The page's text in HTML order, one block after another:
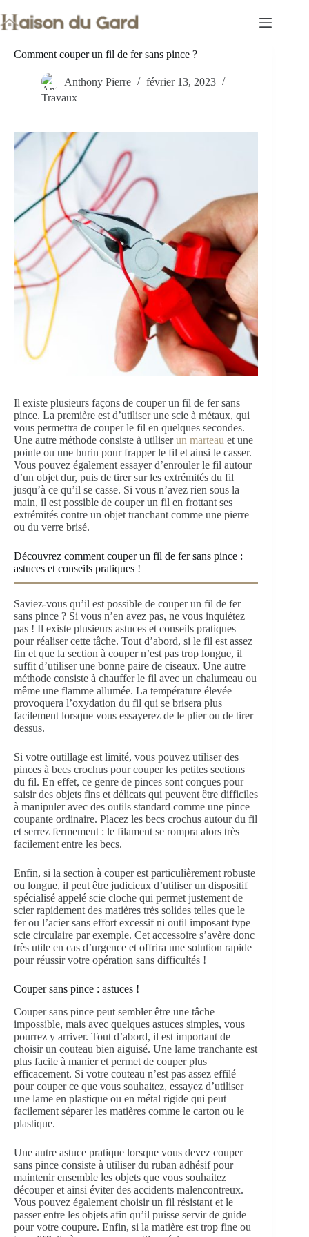
au
contenu
Comment couper un fil de fer sans pince ?
Anthony Pierre
février 13, 2023
Travaux
Il existe plusieurs façons de couper un fil de fer sans
pince. La première est d’utiliser une scie à métaux, qui
vous permettra de couper le fil en quelques secondes.
Une autre méthode consiste à utiliserun marteau et une
pointe ou une burin pour frapper le fil et ainsi le casser.
Vous pouvez également essayer d’enrouler le fil autour
d’un objet dur, puis de tirer sur les extrémités du fil
jusqu’à ce qu’il se casse. Si vous n’avez rien sous la
main, il est possible de couper un fil en frottant ses
extrémités contre un objet tranchant comme une pierre
ou du verre brisé.
Découvrez comment couper un fil de fer sans pince :
astuces et conseils pratiques !
Saviez-vous qu’il est possible de couper un fil de fer
sans pince ? Si vous n’en avez pas, ne vous inquiétez
pas ! Il existe plusieurs astuces et conseils pratiques
pour réaliser cette tâche. Tout d’abord, si le fil est assez
fin et que la section à couper n’est pas trop longue, il
suffit d’utiliser une bonne paire de ciseaux. Une autre
méthode consiste à chauffer le fil avec un chalumeau ou
même une flamme allumée. La température élevée
provoquera l’oxydation du fil qui se brisera plus
facilement lorsque vous essayerez de le plier ou de tirer
dessus.
Si votre outillage est limité, vous pouvez utiliser des
pinces à becs crochus pour couper les petites sections
du fil. En effet, ce genre de pinces sont conçues pour
saisir des objets fins et délicats qui peuvent être difficiles
à manipuler avec des outils standard comme une pince
coupante ordinaire. Placez les becs crochus autour du fil
et serrez fermement : le filament se rompra alors très
facilement entre les becs.
Enfin, si la section à couper est particulièrement robuste
ou longue, il peut être judicieux d’utiliser un dispositif
spécialisé appelé scie cloche qui permet justement de
scier rapidement des matières très solides telles que le
fer ou l’acier sans effort excessif ni outil imposant type
scie circulaire par exemple. Cet accessoire s’avère donc
très utile en cas d’urgence et offrira une solution rapide
pour réussir votre opération sans difficultés !
Couper sans pince : astuces !
Couper sans pince peut sembler être une tâche
impossible, mais avec quelques astuces simples, vous
pourrez y arriver. Tout d’abord, il est important de
choisir un couteau bien aiguisé. Une lame tranchante est
plus facile à manier et permet de couper plus
efficacement. Si votre couteau n’est pas assez effilé
pour couper ce que vous souhaitez, essayez d’utiliser
une lame en plastique ou en métal rigide qui peut
facilement séparer les matières comme le carton ou le
plastique.
Une autre astuce pratique lorsque vous devez couper
sans pince consiste à utiliser du ruban adhésif pour
maintenir ensemble les objets que vous souhaitez
découper et ainsi éviter des accidents malencontreux.
Vous pouvez également choisir un fil résistant et le
passer entre les objets afin qu’il puisse servir de guide
pour votre coupure. Enfin, si la matière est trop fine ou